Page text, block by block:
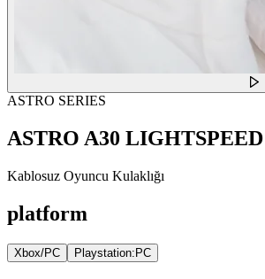
ASTRO SERIES
ASTRO A30 LIGHTSPEED
Kablosuz Oyuncu Kulaklığı
platform
Xbox/PC Playstation:PC